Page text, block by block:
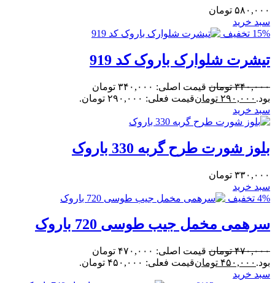
۵۸۰,۰۰۰ تومان
سبد خرید
15% تخفیف
تیشرت شلوارک باروک کد 919
۳۴۰,۰۰۰ تومان
قیمت اصلی: ۳۴۰,۰۰۰ تومان
بود. ۲۹۰,۰۰۰ تومانقیمت فعلی: ۲۹۰,۰۰۰ تومان.
سبد خرید
بلوز شورت طرح گربه 330 باروک
۳۳۰,۰۰۰ تومان
سبد خرید
4% تخفیف
سرهمی مخمل جیب طوسی 720 باروک
۴۷۰,۰۰۰ تومان
قیمت اصلی: ۴۷۰,۰۰۰ تومان
بود. ۴۵۰,۰۰۰ تومانقیمت فعلی: ۴۵۰,۰۰۰ تومان.
سبد خرید